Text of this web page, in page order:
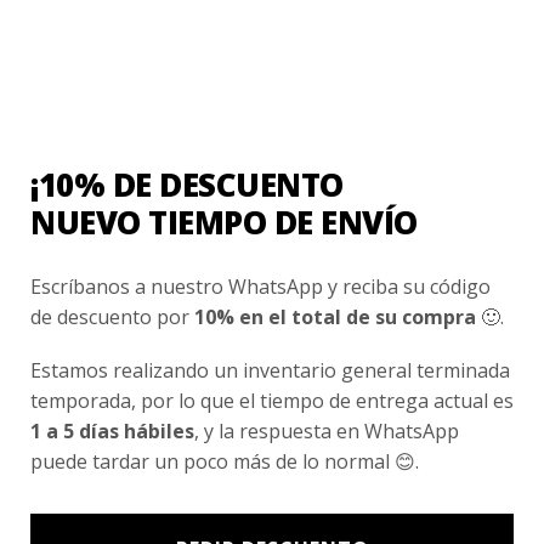
0
de
5
$13.990
LINCOLN COLLEGE
Parka Unisex Lincoln College
0
$38.990
¡10% DE DESCUENTO
NUEVO TIEMPO DE ENVÍO
Escríbanos a nuestro WhatsApp y reciba su código
de descuento por 10% en el total de su compra 🙂.
Estamos realizando un inventario general terminada
temporada, por lo que el tiempo de entrega actual es
1 a 5 días hábiles, y la respuesta en WhatsApp
puede tardar un poco más de lo normal 😊.